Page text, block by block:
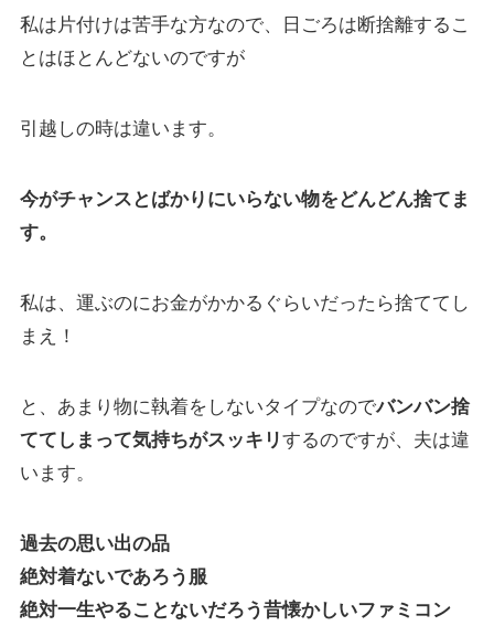
私は片付けは苦手な方なので、日ごろは断捨離するこ
とはほとんどないのですが
引越しの時は違います。
今がチャンスとばかりにいらない物をどんどん捨てま
す。
私は、運ぶのにお金がかかるぐらいだったら捨ててし
まえ！
と、あまり物に執着をしないタイプなのでバンバン捨
ててしまって気持ちがスッキリするのですが、夫は違
います。
過去の思い出の品
絶対着ないであろう服
絶対一生やることないだろう昔懐かしいファミコン